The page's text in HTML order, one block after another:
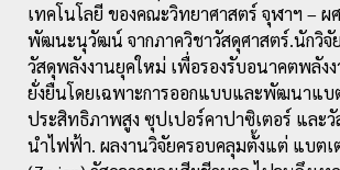
เทคโนโลยี ของคณะวิทยาศาสตร์ จุฬาฯ – ผ
พัฒนะนุวัฒน์ จากภาควิชาวัสดุศาสตร์.นักวิ
วัสดุพลังงานยุคใหม่ เพื่อรองรับอนาคตพลัง
ยั่งยืนโดยเฉพาะการออกแบบและพัฒนาแบ
ประสิทธิภาพสูง ซุปเปอร์คาปาซิเตอร์ และวั
นำไฟฟ้า. ผลงานวิจัยครอบคลุมตั้งแต่ แบตเ